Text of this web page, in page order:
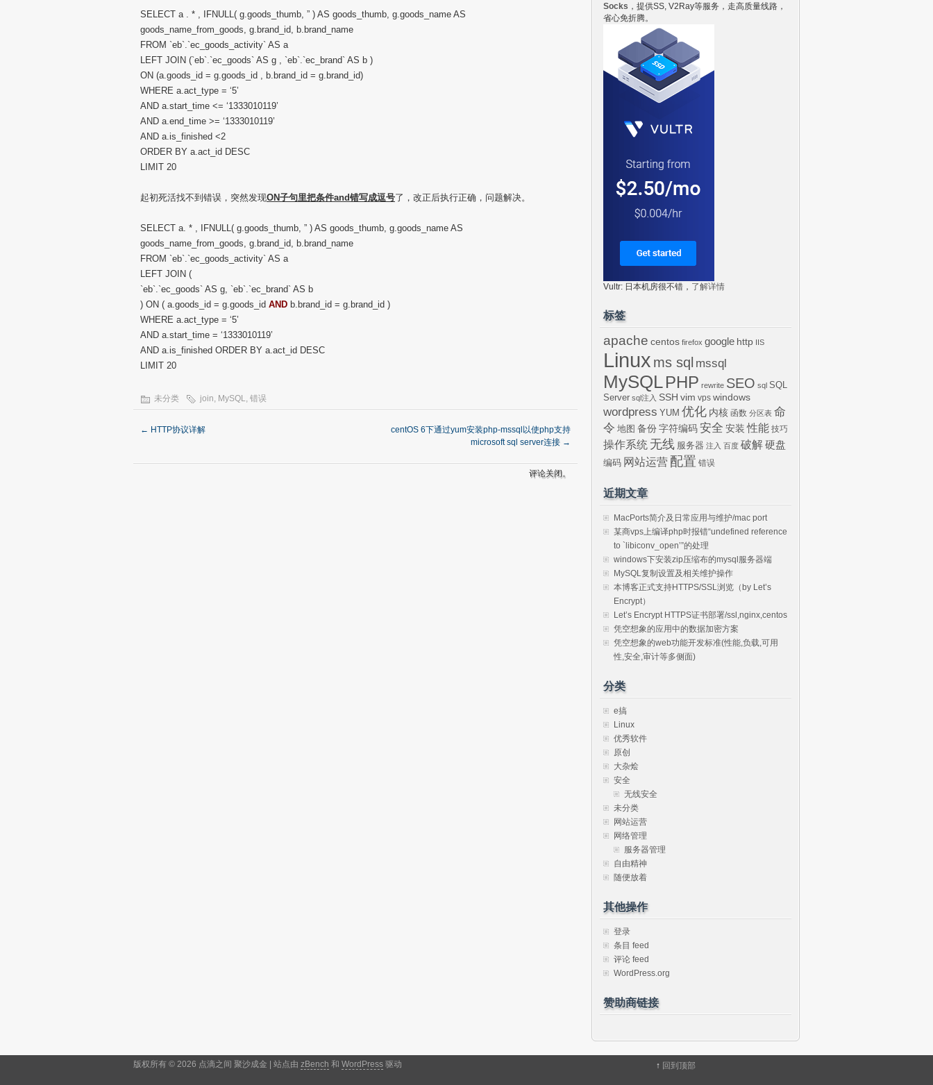
SELECT a . * , IFNULL( g.goods_thumb, ” ) AS goods_thumb, g.goods_name AS
goods_name_from_goods, g.brand_id, b.brand_name
FROM `eb`.`ec_goods_activity` AS a
LEFT JOIN (`eb`.`ec_goods` AS g , `eb`.`ec_brand` AS b )
ON (a.goods_id = g.goods_id , b.brand_id = g.brand_id)
WHERE a.act_type = ‘5’
AND a.start_time <= ‘1333010119’
AND a.end_time >= ‘1333010119’
AND a.is_finished <2
ORDER BY a.act_id DESC
LIMIT 20
起初死活找不到错误，突然发现ON子句里把条件and错写成逗号了，改正后执行正确，问题解决。
SELECT a. * , IFNULL( g.goods_thumb, ” ) AS goods_thumb, g.goods_name AS
goods_name_from_goods, g.brand_id, b.brand_name
FROM `eb`.`ec_goods_activity` AS a
LEFT JOIN (
`eb`.`ec_goods` AS g, `eb`.`ec_brand` AS b
) ON ( a.goods_id = g.goods_id AND b.brand_id = g.brand_id )
WHERE a.act_type = ‘5’
AND a.start_time = ‘1333010119’
AND a.is_finished ORDER BY a.act_id DESC
LIMIT 20
未分类 join, MySQL, 错误
← HTTP协议详解
centOS 6下通过yum安装php-mssql以使php支持
microsoft sql server连接 →
评论关闭。
Socks ，提供SS, V2Ray等服务，走高质量线路，
省心免折腾。
Vultr: 日本机房很不错， 了解详情
标签
apache centos firefox google http IIS
Linux ms sql mssql
MySQLPHP rewrite SEO sql SQL
Server sql注入 SSH vim vps windows
wordpress YUM 优化 内核 函数 分区表 命
令 地图 备份 字符编码 安全 安装 性能 技巧
操作系统 无线 服务器 注入 百度 破解硬盘
编码 网站运营 配置 错误
近期文章
MacPorts简介及日常应用与维护/mac port
某商vps上编译php时报错“undefined reference
to `libiconv_open’”的处理
windows下安装zip压缩布的mysql服务器端
MySQL复制设置及相关维护操作
本博客正式支持HTTPS/SSL浏览（by Let’s
Encrypt）
Let’s Encrypt HTTPS证书部署/ssl,nginx,centos
凭空想象的应用中的数据加密方案
凭空想象的web功能开发标准(性能,负载,可用
性,安全,审计等多侧面)
分类
e搞
Linux
优秀软件
原创
大杂烩
安全
无线安全
未分类
网站运营
网络管理
服务器管理
自由精神
随便放着
其他操作
登录
条目 feed
评论 feed
WordPress.org
赞助商链接
版权所有 © 2026 点滴之间 聚沙成金 | 站点由 zBench 和 WordPress 驱动 ↑ 回到顶部